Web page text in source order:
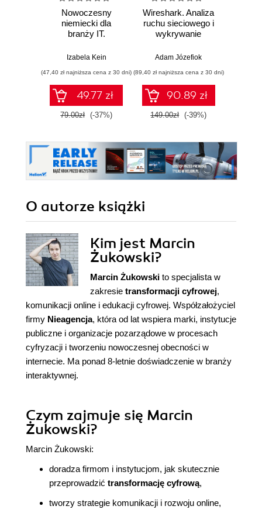
Nowoczesny
niemiecki dla
branży IT.
przykłady i
Izabela Kein
(47,40 zł najniższa cena z 30 dni)
49.77 zł
79.00zł (-37%)
Wireshark. Analiza
ruchu sieciowego i
wykrywanie
Adam Józefiok
(89,40 zł najniższa cena z 30 dni)
90.89 zł
149.00zł (-39%)
O autorze książki
Kim jest Marcin
Żukowski?
Marcin Żukowski to specjalista w
zakresie transformacji cyfrowej,
komunikacji online i edukacji cyfrowej. Współzałożyciel
firmy Nieagencja, która od lat wspiera marki, instytucje
publiczne i organizacje pozarządowe w procesach
cyfryzacji i tworzeniu nowoczesnej obecności w
internecie. Ma ponad 8-letnie doświadczenie w branży
interaktywnej.
Czym zajmuje się Marcin
Żukowski?
Marcin Żukowski:
doradza firmom i instytucjom, jak skutecznie
przeprowadzić transformację cyfrową,
tworzy strategie komunikacji i rozwoju online,